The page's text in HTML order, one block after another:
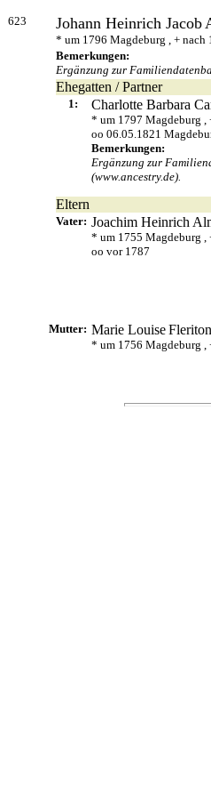
623 Johann Heinrich Jacob
* um 1796 Magdeburg , + nach
Bemerkungen:
Ergänzung zur
Ehegatten / Partner
1: Charlotte Barbara
* um 1797 Magdeburg ,
oo 06.05.1821
Bemerkungen:
Ergänzung zur
(www.ancestry.de).
Eltern
Vater: Joachim Heinrich
* um 1755 Magdeburg ,
oo vor 1787
Mutter: Marie LouiseFleriton
* um 1756 Magdeburg ,